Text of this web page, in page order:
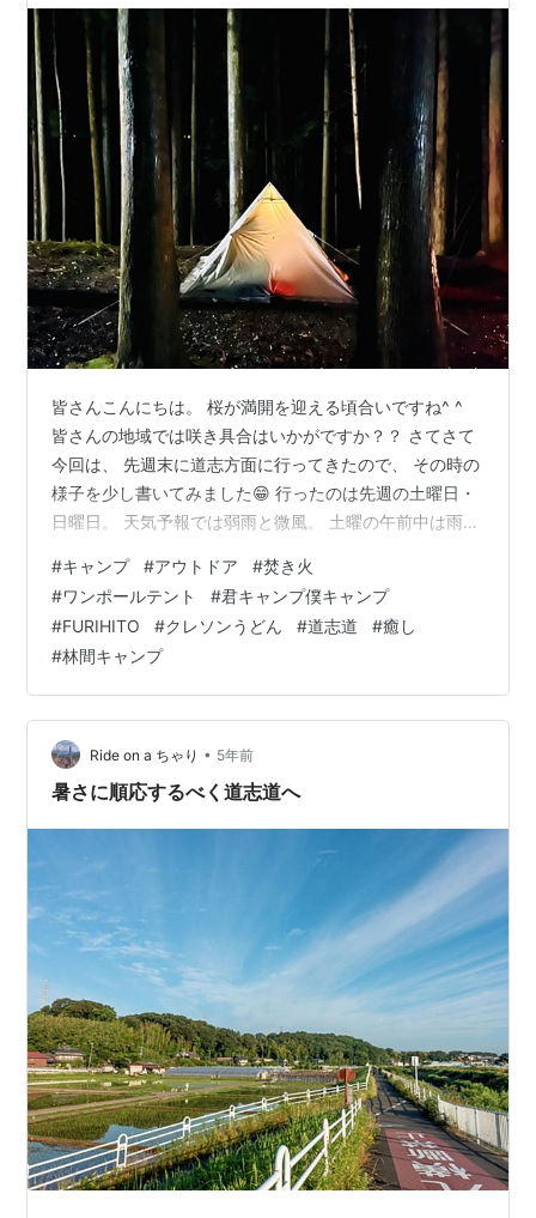
皆さんこんにちは。 桜が満開を迎える頃合いですね^ ^
皆さんの地域では咲き具合はいかがですか？？ さてさて
今回は、 先週末に道志方面に行ってきたので、 その時の
様子を少し書いてみました😁 行ったのは先週の土曜日・
日曜日。 天気予報では弱雨と微風。 土曜の午前中は雨が
ボツと降ってきました。 ↑そういえば、いきしなに寄っ
た マルエツで美味しそうな海鮮串を発見✨ ↑現地に着く
とそこはもう森❗️ ↑雨が弱いうちにちゃちゃっと設営✨ ↑
雨と分かっていながらも、 この子を張りたくて持ってき
ました。。 雨に弱いT/Cです😅 ↑テントを張って少しし
たら腹…
#キャンプ #アウトドア #焚き火
#ワンポールテント #君キャンプ僕キャンプ
#FURIHITO #クレソンうどん #道志道 #癒し
#林間キャンプ
Ride on a ちゃり • 5年前
暑さに順応するべく道志道へ